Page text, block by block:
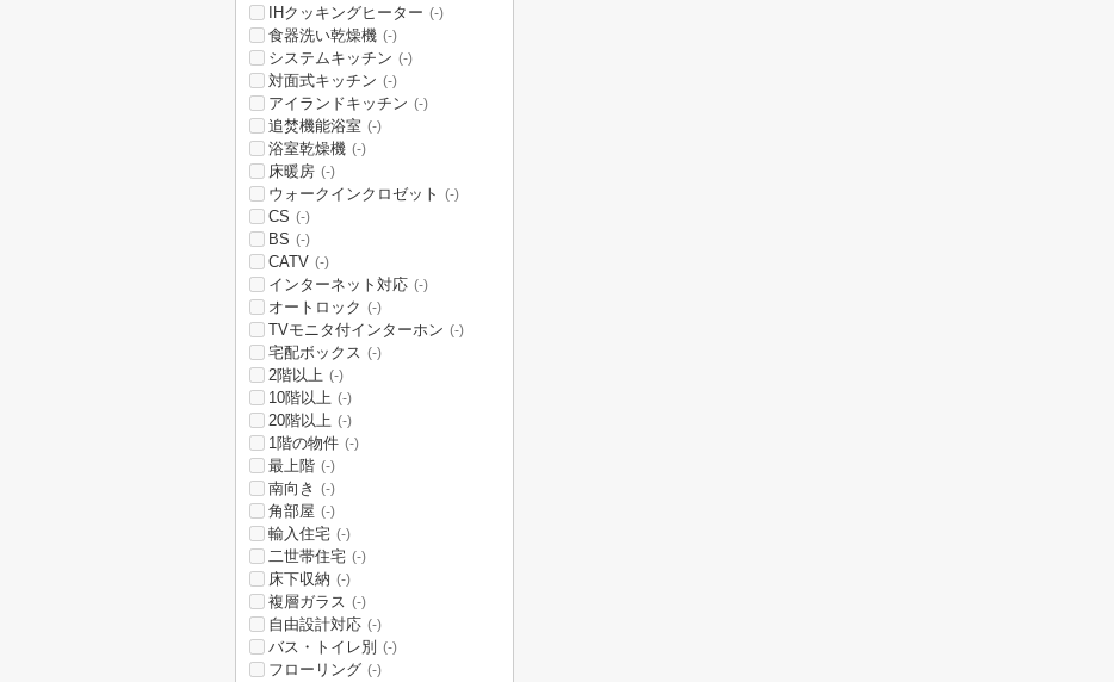
IHクッキングヒーター (-)
食器洗い乾燥機 (-)
システムキッチン (-)
対面式キッチン (-)
アイランドキッチン (-)
追焚機能浴室 (-)
浴室乾燥機 (-)
床暖房 (-)
ウォークインクロゼット (-)
CS (-)
BS (-)
CATV (-)
インターネット対応 (-)
オートロック (-)
TVモニタ付インターホン (-)
宅配ボックス (-)
2階以上 (-)
10階以上 (-)
20階以上 (-)
1階の物件 (-)
最上階 (-)
南向き (-)
角部屋 (-)
輸入住宅 (-)
二世帯住宅 (-)
床下収納 (-)
複層ガラス (-)
自由設計対応 (-)
バス・トイレ別 (-)
フローリング (-)